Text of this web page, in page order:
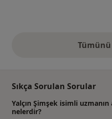
Sıkça Sorulan Sorular
Yalçın Şimşek isimli uzmanın
nelerdir?